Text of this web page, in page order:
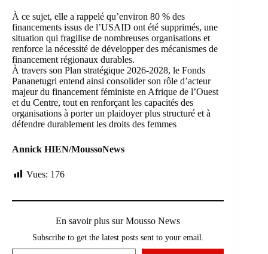
À ce sujet, elle a rappelé qu’environ 80 % des
financements issus de l’USAID ont été supprimés, une
situation qui fragilise de nombreuses organisations et
renforce la nécessité de développer des mécanismes de
financement régionaux durables.
À travers son Plan stratégique 2026-2028, le Fonds
Pananetugri entend ainsi consolider son rôle d’acteur
majeur du financement féministe en Afrique de l’Ouest
et du Centre, tout en renforçant les capacités des
organisations à porter un plaidoyer plus structuré et à
défendre durablement les droits des femmes
Annick HIEN/MoussoNews
Vues: 176
En savoir plus sur Mousso News
Subscribe to get the latest posts sent to your email.
Saisissez votre adresse e-mail…